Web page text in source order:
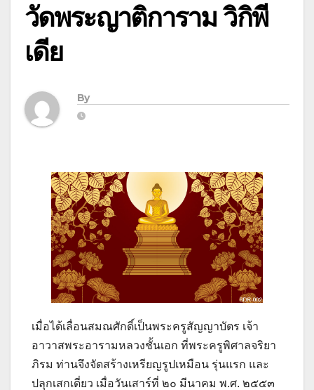
วัดพระญาติการาม วิกิพี
เดีย
By
เมื่อได้เลื่อนสมณศักดิ์เป็นพระครูสัญญาบัตร เจ้า
อาวาสพระอารามหลวงชั้นเอก ที่พระครูพิศาลจริยา
ภิรม ท่านจึงจัดสร้างเหรียญรูปเหมือน รุ่นแรก และ
ปลุกเสกเดี่ยว เมื่อวันเสาร์ที่ ๒๐ มีนาคม พ.ศ. ๒๕๕๓